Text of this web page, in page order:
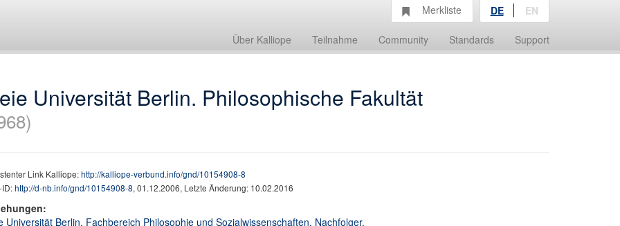
Über Kalliope Teilnahme Community Standards Support
Merkliste DE EN
Universität Berlin. Philosophische Fakultät
Link Kalliope:http://kalliope-verbund.info/gnd/10154908-8
http://d-nb.info/gnd/10154908-8, 01.12.2006, Letzte Änderung: 10.02.2016
Universität Berlin, Fachbereich Philosophie und Sozialwissenschaften, Nachfolger,